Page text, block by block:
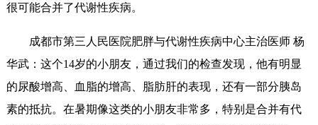
很可能合并了代谢性疾病。
成都市第三人民医院肥胖与代谢性疾病中心主治医师 杨
华武：这个14岁的小朋友，通过我们的检查发现，他有明显
的尿酸增高、血脂的增高、脂肪肝的表现，还有一部分胰岛
素的抵抗。在暑期像这类的小朋友非常多，特别是合并有代